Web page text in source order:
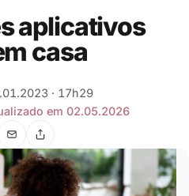
aplicativos
casa
· 17h29
em 02.05.2026